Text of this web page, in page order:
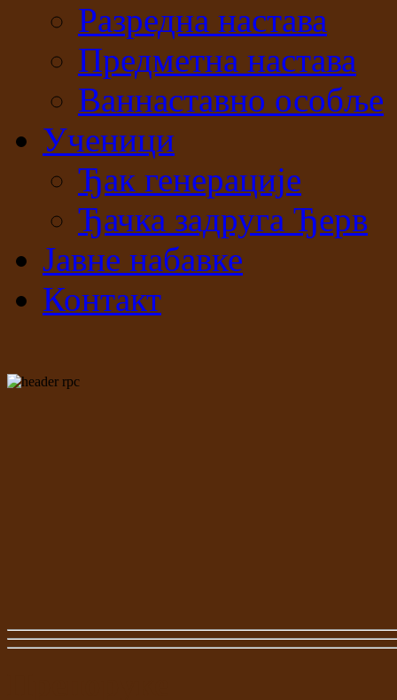
Разредна настава
Предметна настава
Ваннаставно особље
Ученици
Ђак генерације
Ђачка задруга Ђерв
Јавне набавке
Контакт